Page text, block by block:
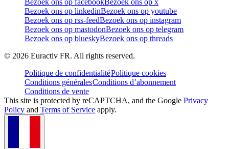
Bezoek ons op facebookBezoek ons op x
Bezoek ons op linkedinBezoek ons op youtube
Bezoek ons op rss-feedBezoek ons op instagram
Bezoek ons op mastodonBezoek ons op telegram
Bezoek ons op blueskyBezoek ons op threads
© 2026 Euractiv FR. All rights reserved.
Politique de confidentialitéPolitique cookies
Conditions généralesConditions d’abonnement
Conditions de vente
This site is protected by reCAPTCHA, and the Google Privacy
Policy and Terms of Service apply.